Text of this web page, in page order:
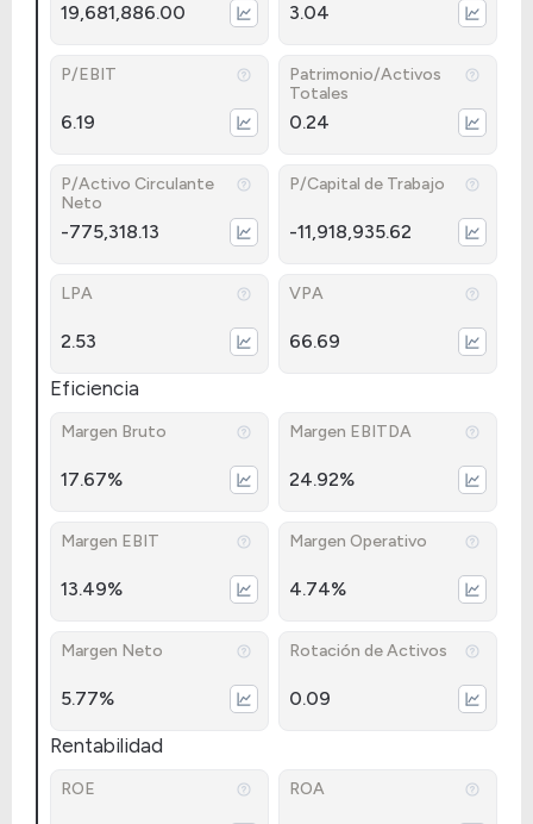
19,681,886.00 3.04
P/EBIT
6.19
Patrimonio/Activos
Totales
0.24
P/Activo Circulante
Neto
-775,318.13
P/Capital de Trabajo
-11,918,935.62
LPA
2.53
VPA
66.69
Eficiencia
Margen Bruto
17.67%
Margen EBITDA
24.92%
Margen EBIT
13.49%
Margen Operativo
4.74%
Margen Neto
5.77%
Rotación de Activos
0.09
Rentabilidad
ROE ROA